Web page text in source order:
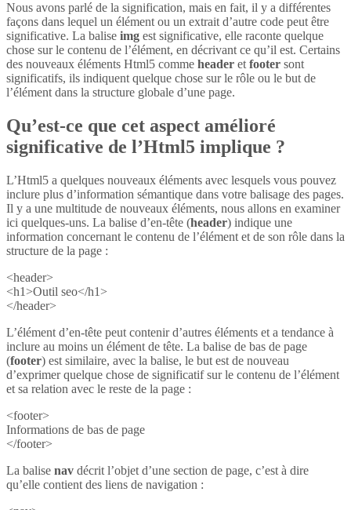
Nous avons parlé de la signification, mais en fait, il y a différentes
façons dans lequel un élément ou un extrait d’autre code peut être
significative. La balise img est significative, elle raconte quelque
chose sur le contenu de l’élément, en décrivant ce qu’il est. Certains
des nouveaux éléments Html5 comme header et footer sont
significatifs, ils indiquent quelque chose sur le rôle ou le but de
l’élément dans la structure globale d’une page.
Qu’est-ce que cet aspect amélioré
significative de l’Html5 implique ?
L’Html5 a quelques nouveaux éléments avec lesquels vous pouvez
inclure plus d’information sémantique dans votre balisage des pages.
Il y a une multitude de nouveaux éléments, nous allons en examiner
ici quelques-uns. La balise d’en-tête (header) indique une
information concernant le contenu de l’élément et de son rôle dans la
structure de la page :
<header>
<h1>Outil seo</h1>
</header>
L’élément d’en-tête peut contenir d’autres éléments et a tendance à
inclure au moins un élément de tête. La balise de bas de page
(footer) est similaire, avec la balise, le but est de nouveau
d’exprimer quelque chose de significatif sur le contenu de l’élément
et sa relation avec le reste de la page :
<footer>
Informations de bas de page
</footer>
La balise nav décrit l’objet d’une section de page, c’est à dire
qu’elle contient des liens de navigation :